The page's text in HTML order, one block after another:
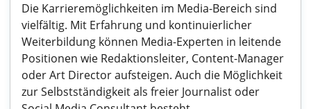
Die Karrieremöglichkeiten im Media-Bereich sind
vielfältig. Mit Erfahrung und kontinuierlicher
Weiterbildung können Media-Experten in leitende
Positionen wie Redaktionsleiter, Content-Manager
oder Art Director aufsteigen. Auch die Möglichkeit
zur Selbstständigkeit als freier Journalist oder